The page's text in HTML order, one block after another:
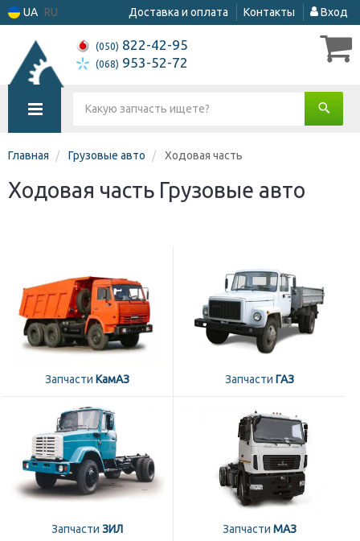
UA RU Доставка и оплата Контакты Вход
(050) 822-42-95
(068) 953-52-72
Главная Грузовые авто Ходовая часть
Ходовая часть Грузовые авто
Запчасти КамАЗ Запчасти ГАЗ
Запчасти ЗИЛ Запчасти МАЗ